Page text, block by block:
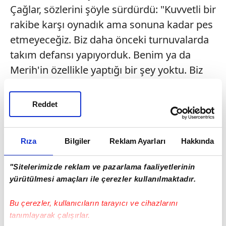
Rıza Bilgiler Reklam Ayarları Hakkında
"Sitelerimizde reklam ve pazarlama faaliyetlerinin
yürütülmesi amaçları ile çerezler kullanılmaktadır.
Bu çerezler, kullanıcıların tarayıcı ve cihazlarını
tanımlayarak çalışırlar.
Reddet
Çağlar, sözlerini şöyle sürdürdü: "Kuvvetli bir
rakibe karşı oynadık ama sonuna kadar pes
etmeyeceğiz. Biz daha önceki turnuvalarda
takım defansı yapıyorduk. Benim ya da
Merih'in özellikle yaptığı bir şey yoktu. Biz
ya da Messi'miz yok. Birlikte daha
güçlüyüz."
ONUR TRİBÜNE ZEKİ SAHAYA
Kuntz, Ermenistan karşılaşmasının 11'inde 3
değişikliğe gitti. Onur'un yerine Zeki,
Kerem'i sahaya sürdü. Mehmet Can Aydın
ile Barış Alper Yılmaz'ı bu kez kulübede